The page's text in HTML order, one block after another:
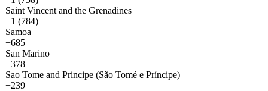
Saint Vincent and the Grenadines
+1 (784)
Samoa
+685
San Marino
+378
Sao Tome and Principe (São Tomé e Príncipe)
+239